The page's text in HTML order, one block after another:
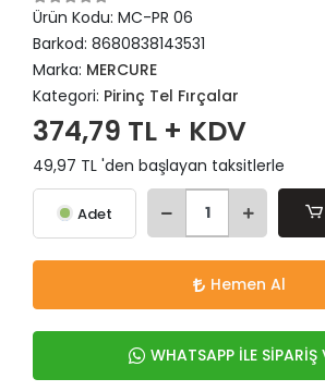
Ürün Kodu: MC-PR 06
Barkod: 8680838143531
Marka: MERCURE
Kategori: Pirinç Tel Fırçalar
374,79 TL + KDV
49,97 TL 'den başlayan taksitlerle
Adet
Hemen Al
WHATSAPP İLE SİPARİŞ